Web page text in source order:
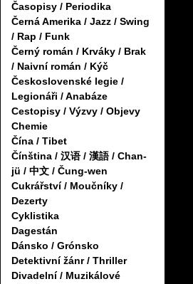
Časopisy / Periodika
Černá Amerika / Jazz / Swing
/ Rap / Funk
Černý román / Krváky / Brak
/ Naivní román / Kýč
Československé legie /
Legionáři / Anabáze
Cestopisy / Výzvy / Objevy
Chemie
Čína / Tibet
Čínština / 汉语 / 漢語 / Chan-
jü / 中文 / Čung-wen
Cukrářství / Moučníky /
Dezerty
Cyklistika
Dagestán
Dánsko / Grónsko
Detektivní žánr / Thriller
Divadelní / Muzikálové